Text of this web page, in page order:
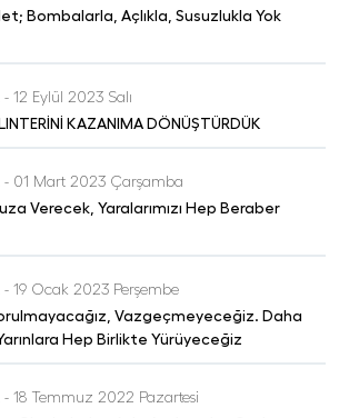
Bombalarla, Açlıkla, Susuzlukla Yok
12 Eylül 2023 Salı
KAZANIMA DÖNÜŞTÜRDÜK
- 01 Mart 2023 Çarşamba
Verecek, Yaralarımızı Hep Beraber
- 19 Ocak 2023 Perşembe
Vazgeçmeyeceğiz. Daha
Hep Birlikte Yürüyeceğiz
- 18 Temmuz 2022 Pazartesi